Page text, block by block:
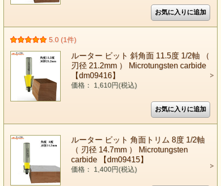
5.0 (1件)
ルーター ビット 斜角面 11.5度 1/2軸 （
刃径 21.2mm ） Microtungsten carbide
【dm09416】
価格： 1,610円(税込)
ルーター ビット 角面トリム 8度 1/2軸
（ 刃径 14.7mm ） Microtungsten
carbide 【dm09415】
価格： 1,400円(税込)